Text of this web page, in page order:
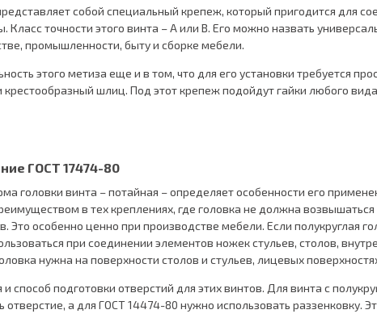
собой специальный крепеж, который пригодится для
Класс точности этого винта – А или В. Его можно назвать
промышленности, быту и сборке мебели.
этого метиза еще и в том, что для его установки требуется
крестообразный шлиц. Под этот крепеж подойдут гайки любого
ГОСТ 17474-80
головки винта – потайная – определяет особенности его
в тех креплениях, где головка не должна
Это особенно ценно при производстве мебели. Если полукруглая
при соединении элементов ножек стульев, столов,
нужна на поверхности столов и стульев, лицевых
и способ подготовки отверстий для этих винтов. Для винта с
отверстие, а для ГОСТ 14474-80 нужно использовать раззенковку.